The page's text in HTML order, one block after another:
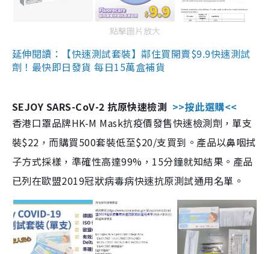
點擊圖片放大
延伸閱讀：【快速測試套裝】鄰住買開賣$9.9快速測試
劑！最快即日發貨 每日15萬盒補貨
SEJOY SARS-CoV-2 抗原快速檢測 >>按此選購<<
香港口罩品牌HK-M Mask抗疫價發售快速檢測劑，單支
裝$22，而購買500套裝低至$20/支買到。產品以鼻咽拭
子方式採樣，準確性高達99%，15分鐘就知結果。產品
已列在歐盟2019冠狀病毒病快速抗原測試通用名單。